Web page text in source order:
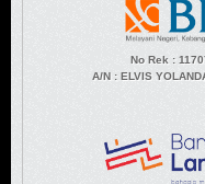
No Rek :
A/N : ELVIS